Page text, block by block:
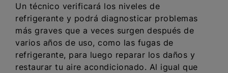
Un técnico verificará los niveles de
refrigerante y podrá diagnosticar problemas
más graves que a veces surgen después de
varios años de uso, como las fugas de
refrigerante, para luego reparar los daños y
restaurar tu aire acondicionado. Al igual que